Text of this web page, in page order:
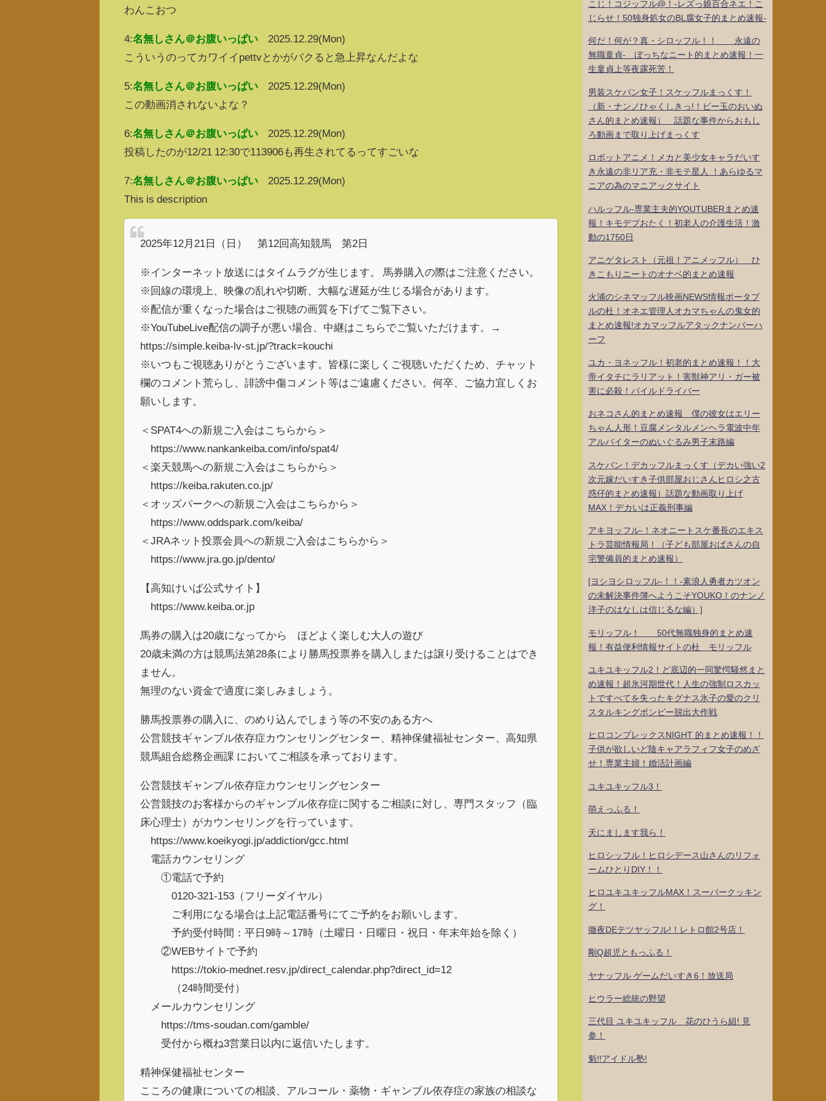
わんこおつ
4:名無しさん＠お腹いっぱい
2025.12.29(Mon)
こういうのってカワイイpettvとかがパクると急上昇なんだよな
5:名無しさん＠お腹いっぱい
2025.12.29(Mon)
この動画消されないよな？
6:名無しさん＠お腹いっぱい
2025.12.29(Mon)
投稿したのが12/21 12:30で113906も再生されてるってすごいな
7:名無しさん＠お腹いっぱい
2025.12.29(Mon)
This is description
2025年12月21日（日） 第12回高知競馬 第2日
※インターネット放送にはタイムラグが生じます。 馬券購入の際はご注意ください。
※回線の環境上、映像の乱れや切断、大幅な遅延が生じる場合があります。
※配信が重くなった場合はご視聴の画質を下げてご覧下さい。
※YouTubeLive配信の調子が悪い場合、中継はこちらでご覧いただけます。→
https://simple.keiba-lv-st.jp/?track=kouchi
※いつもご視聴ありがとうございます。皆様に楽しくご視聴いただくため、チャット
欄のコメント荒らし、誹謗中傷コメント等はご遠慮ください。何卒、ご協力宜しくお
願いします。
＜SPAT4への新規ご入会はこちらから＞
https://www.nankankeiba.com/info/spat4/
＜楽天競馬への新規ご入会はこちらから＞
https://keiba.rakuten.co.jp/
＜オッズパークへの新規ご入会はこちらから＞
https://www.oddspark.com/keiba/
＜JRAネット投票会員への新規ご入会はこちらから＞
https://www.jra.go.jp/dento/
【高知けいば公式サイト】
https://www.keiba.or.jp
馬券の購入は20歳になってから ほどよく楽しむ大人の遊び
20歳未満の方は競馬法第28条により勝馬投票券を購入しまたは譲り受けることはでき
ません。
無理のない資金で適度に楽しみましょう。
勝馬投票券の購入に、のめり込んでしまう等の不安のある方へ
公営競技ギャンブル依存症カウンセリングセンター、精神保健福祉センター、高知県
競馬組合総務企画課 においてご相談を承っております。
公営競技ギャンブル依存症カウンセリングセンター
公営競技のお客様からのギャンブル依存症に関するご相談に対し、専門スタッフ（臨
床心理士）がカウンセリングを行っています。
https://www.koeikyogi.jp/addiction/gcc.html
電話カウンセリング
①電話で予約
0120-321-153（フリーダイヤル）
ご利用になる場合は上記電話番号にてご予約をお願いします。
予約受付時間：平日9時～17時（土曜日・日曜日・祝日・年末年始を除く）
②WEBサイトで予約
https://tokio-mednet.resv.jp/direct_calendar.php?direct_id=12
（24時間受付）
メールカウンセリング
https://tms-soudan.com/gamble/
受付から概ね3営業日以内に返信いたします。
精神保健福祉センター
こころの健康についての相談、アルコール・薬物・ギャンブル依存症の家族の相談な
こじ！コジッフル@！-レズっ娘百合ネエ！こ
じらせ！50独身処女のBL腐女子的まとめ速報-
何だ！何が？真・シロッフル！！ 永遠の
無職童貞- ぼっちなニート的まとめ速報！一
生童貞上等夜露死苦！
男装スケバン女子！スケッフルまっくす！
（新・ナンノひゃくしきっ!！ビー玉のおいぬ
さん的まとめ速報） 話題な事件からおもし
ろ動画まで取り上げまっくす
ロボットアニメ！メカと美少女キャラだいす
き永遠の非リア充・非モテ星人 ！あらゆるマ
ニアの為のマニアックサイト
ハルッフル-専業主夫的YOUTUBERまとめ速
報！キモデブおたく！初老人の介護生活！激
動の1750日
アニゲタレスト（元祖！アニメッフル） ひ
きこもりニートのオナベ的まとめ速報
火浦のシネマッフル映画NEWS情報ポータブ
ルの杜！オネエ管理人オカマちゃんの鬼女的
まとめ速報!オカマッフルアタックナンバーハ
ーフ
ユカ・ヨネッフル！初老的まとめ速報！！大
帝イタチにラリアット！害獣神アリ・ガー被
害に必殺！パイルドライバー
おネコさん的まとめ速報 僕の彼女はエリー
ちゃん人形！豆腐メンタルメンヘラ電波中年
アルバイターのぬいぐるみ男子末路編
スケバン！デカッフルまっくす（デカい強い2
次元嫁だいすき子供部屋おじさんヒロシ之古
惑仔的まとめ速報）話題な動画取り上げ
MAX！デカいは正義刑事編
アキヨッフル-！ネオニートスケ番長のエキス
トラ芸能情報局！（子ども部屋おばさんの自
宅警備員的まとめ速報）
[ヨシヨシロッフル-！！-素浪人勇者カツオン
の未解決事件簿へようこそYOUKO！のナンノ
洋子のはなしは信じるな編）]
モリッフル！ 50代無職独身的まとめ速
報！有益便利情報サイトの杜 モリッフル
ユキユキッフル2！ど底辺的一同驚愕騒然まと
め速報！超氷河期世代！人生の強制ロスカッ
トですべてを失ったキグナス氷子の愛のクリ
スタルキングボンビー脱出大作戦
ヒロコンプレックスNIGHT 的まとめ速報！！
子供が欲しいど陰キャアラフィフ女子のめざ
せ！専業主婦！婚活計画編
ユキユキッフル3！
萌えっふる！
天にまします我ら！
ヒロシッフル！ヒロシデース山さんのリフォ
ームひとりDIY！！
ヒロユキユキッフルMAX！スーパークッキン
グ！
徹夜DEテツヤッフル!！レトロ館2号店！
剛Q超児ともっふる！
ヤナッフル ゲームだいすき6！放送局
ヒウラー総統の野望
三代目 ユキユキッフル 花のひうら組! 見
参！
魁!!アイドル塾!